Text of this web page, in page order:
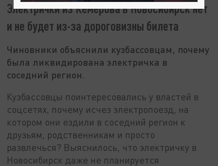
Электрички из Кемерова в Новосибирск нет
и не будет из-за дороговизны билета
Чиновники объяснили кузбассовцам, почему
была ликвидирована электричка в
соседний регион.
Кузбассовцы поинтересовались у властей в
соцсетях, почему исчез электропоезд, на
котором они ездили в соседний регион к
друзьям, родственникам и просто
развлечься? Выяснилось, что электричку в
Новосибирск даже не планируется